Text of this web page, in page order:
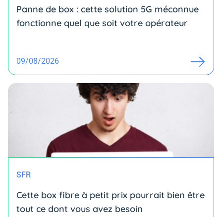
Panne de box : cette solution 5G méconnue
fonctionne quel que soit votre opérateur
09/08/2026
SFR
Cette box fibre à petit prix pourrait bien être
tout ce dont vous avez besoin